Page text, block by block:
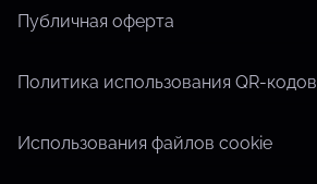
Публичная оферта
Политика использования QR-кодов
Использования файлов cookie